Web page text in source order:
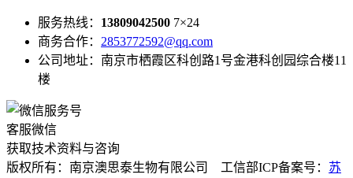
服务热线： 13809042500 7×24
商务合作： 2853772592@qq.com
公司地址：南京市栖霞区科创路1号金港科创园综合楼11
楼
客服微信
获取技术资料与咨询
版权所有：南京澳思泰生物有限公司 工信部ICP备案号： 苏